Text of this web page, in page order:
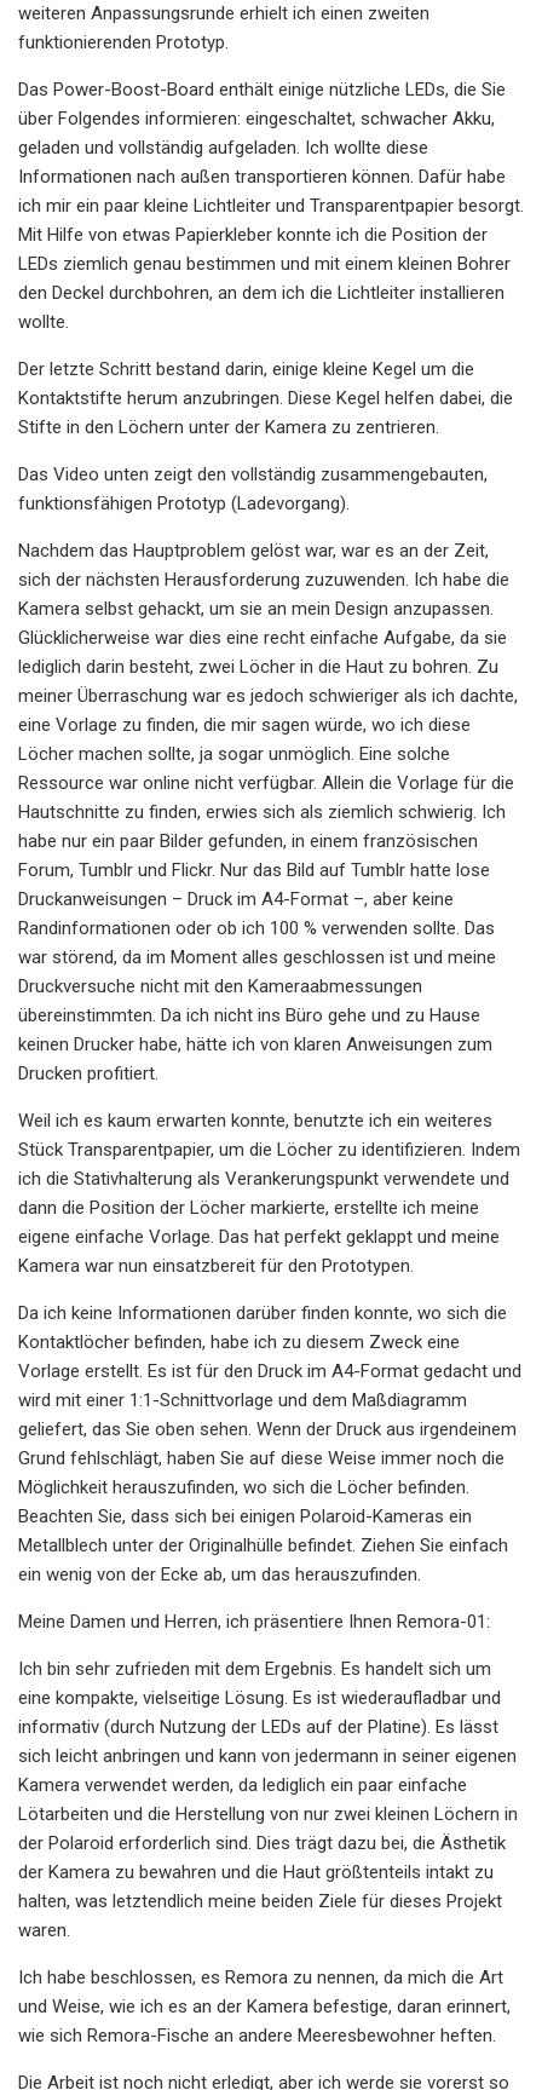
weiteren Anpassungsrunde erhielt ich einen zweiten
funktionierenden Prototyp.
Das Power-Boost-Board enthält einige nützliche LEDs, die Sie
über Folgendes informieren: eingeschaltet, schwacher Akku,
geladen und vollständig aufgeladen. Ich wollte diese
Informationen nach außen transportieren können. Dafür habe
ich mir ein paar kleine Lichtleiter und Transparentpapier besorgt.
Mit Hilfe von etwas Papierkleber konnte ich die Position der
LEDs ziemlich genau bestimmen und mit einem kleinen Bohrer
den Deckel durchbohren, an dem ich die Lichtleiter installieren
wollte.
Der letzte Schritt bestand darin, einige kleine Kegel um die
Kontaktstifte herum anzubringen. Diese Kegel helfen dabei, die
Stifte in den Löchern unter der Kamera zu zentrieren.
Das Video unten zeigt den vollständig zusammengebauten,
funktionsfähigen Prototyp (Ladevorgang).
Nachdem das Hauptproblem gelöst war, war es an der Zeit,
sich der nächsten Herausforderung zuzuwenden. Ich habe die
Kamera selbst gehackt, um sie an mein Design anzupassen.
Glücklicherweise war dies eine recht einfache Aufgabe, da sie
lediglich darin besteht, zwei Löcher in die Haut zu bohren. Zu
meiner Überraschung war es jedoch schwieriger als ich dachte,
eine Vorlage zu finden, die mir sagen würde, wo ich diese
Löcher machen sollte, ja sogar unmöglich. Eine solche
Ressource war online nicht verfügbar. Allein die Vorlage für die
Hautschnitte zu finden, erwies sich als ziemlich schwierig. Ich
habe nur ein paar Bilder gefunden, in einem französischen
Forum, Tumblr und Flickr. Nur das Bild auf Tumblr hatte lose
Druckanweisungen – Druck im A4-Format –, aber keine
Randinformationen oder ob ich 100 % verwenden sollte. Das
war störend, da im Moment alles geschlossen ist und meine
Druckversuche nicht mit den Kameraabmessungen
übereinstimmten. Da ich nicht ins Büro gehe und zu Hause
keinen Drucker habe, hätte ich von klaren Anweisungen zum
Drucken profitiert.
Weil ich es kaum erwarten konnte, benutzte ich ein weiteres
Stück Transparentpapier, um die Löcher zu identifizieren. Indem
ich die Stativhalterung als Verankerungspunkt verwendete und
dann die Position der Löcher markierte, erstellte ich meine
eigene einfache Vorlage. Das hat perfekt geklappt und meine
Kamera war nun einsatzbereit für den Prototypen.
Da ich keine Informationen darüber finden konnte, wo sich die
Kontaktlöcher befinden, habe ich zu diesem Zweck eine
Vorlage erstellt. Es ist für den Druck im A4-Format gedacht und
wird mit einer 1:1-Schnittvorlage und dem Maßdiagramm
geliefert, das Sie oben sehen. Wenn der Druck aus irgendeinem
Grund fehlschlägt, haben Sie auf diese Weise immer noch die
Möglichkeit herauszufinden, wo sich die Löcher befinden.
Beachten Sie, dass sich bei einigen Polaroid-Kameras ein
Metallblech unter der Originalhülle befindet. Ziehen Sie einfach
ein wenig von der Ecke ab, um das herauszufinden.
Meine Damen und Herren, ich präsentiere Ihnen Remora-01:
Ich bin sehr zufrieden mit dem Ergebnis. Es handelt sich um
eine kompakte, vielseitige Lösung. Es ist wiederaufladbar und
informativ (durch Nutzung der LEDs auf der Platine). Es lässt
sich leicht anbringen und kann von jedermann in seiner eigenen
Kamera verwendet werden, da lediglich ein paar einfache
Lötarbeiten und die Herstellung von nur zwei kleinen Löchern in
der Polaroid erforderlich sind. Dies trägt dazu bei, die Ästhetik
der Kamera zu bewahren und die Haut größtenteils intakt zu
halten, was letztendlich meine beiden Ziele für dieses Projekt
waren.
Ich habe beschlossen, es Remora zu nennen, da mich die Art
und Weise, wie ich es an der Kamera befestige, daran erinnert,
wie sich Remora-Fische an andere Meeresbewohner heften.
Die Arbeit ist noch nicht erledigt, aber ich werde sie vorerst so